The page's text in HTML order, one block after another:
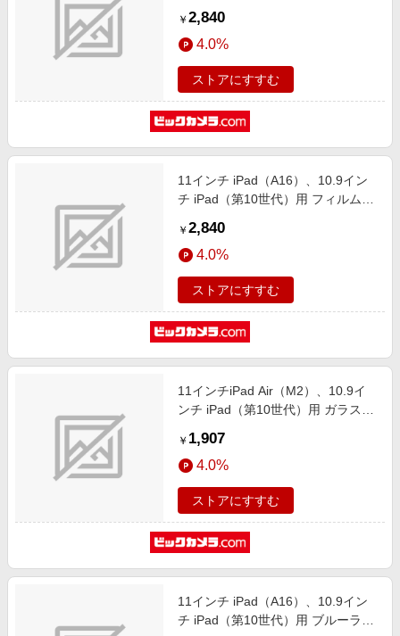
家電・PC・スマホ・カメラ
スポーツ・アウトドア・ゴルフ
旅行・レジャー・ホテル予約
金融・マネー・保険
デジタルコンテンツ
ビジネス・その他サービス
楽天ペイ導入ストア
楽天サービス特集
わくわく夏特集
とことん買い物チャレンジ
Samsung ボーナスキャンペーン
週末の高還元 夏の長期版
￥ 2,840
4.0%
ストアにすすむ
11インチ iPad（A16）、10.9イン
チ iPad（第10世代）用 フィルム
IP25FLGAR
￥ 2,840
4.0%
ストアにすすむ
11インチiPad Air（M2）、10.9イ
ンチ iPad（第10世代）用 ガラスフ
GP4283IPA11
￥ 1,907
4.0%
ストアにすすむ
11インチ iPad（A16）、10.9イン
チ iPad（第10世代）用 ブルーライ